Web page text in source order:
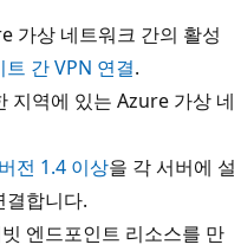
가상 네트워크 간의 활성
트 간 VPN 연결.
지역에 있는 Azure 가상 네
전 1.4 이상을 각 서버에 설
합니다.
엔드포인트 리소스를 만